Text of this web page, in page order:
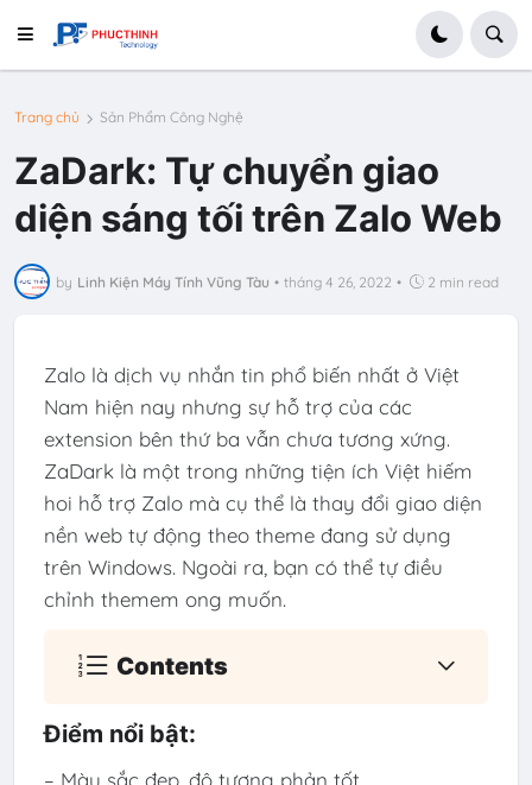
Trang chủ Sản Phẩm Công Nghệ
ZaDark: Tự chuyển giao
diện sáng tối trên Zalo Web
by Linh Kiện Máy Tính Vũng Tàu • tháng 4 26, 2022 • 2 min read
Zalo là dịch vụ nhắn tin phổ biến nhất ở Việt
Nam hiện nay nhưng sự hỗ trợ của các
extension bên thứ ba vẫn chưa tương xứng.
ZaDark là một trong những tiện ích Việt hiếm
hoi hỗ trợ Zalo mà cụ thể là thay đổi giao diện
nền web tự động theo theme đang sử dụng
trên Windows. Ngoài ra, bạn có thể tự điều
chỉnh themem ong muốn.
Contents
Điểm nổi bật:
– Màu sắc đẹp, độ tương phản tốt.